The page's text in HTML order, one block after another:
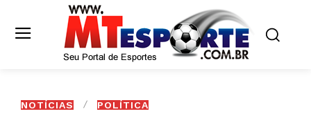
NOTÍCIAS POLÍTICA